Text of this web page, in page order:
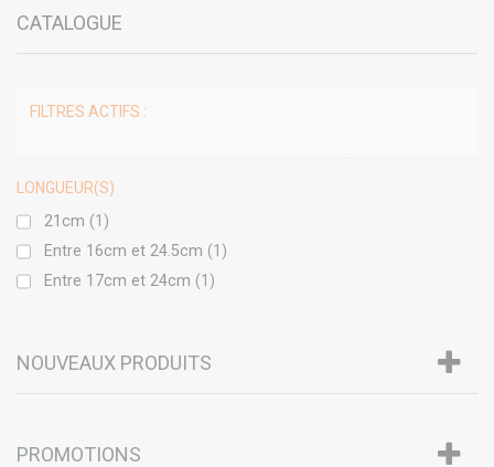
CATALOGUE
FILTRES ACTIFS :
LONGUEUR(S)
21cm (1)
Entre 16cm et 24.5cm (1)
Entre 17cm et 24cm (1)
NOUVEAUX PRODUITS
PROMOTIONS